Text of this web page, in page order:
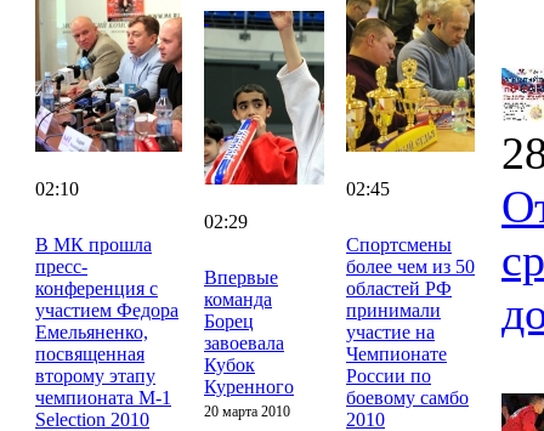
02:10
В МК прошла
пресс-
конференция с
участием Федора
Емельяненко,
посвященная
второму этапу
чемпионата M-1
Selection 2010
02:29
Впервые
команда
Борец
завоевала
Кубок
Куренного
20 марта 2010
02:45
Спортсмены
более чем из 50
областей РФ
принимали
участие на
Чемпионате
России по
боевому самбо
2010